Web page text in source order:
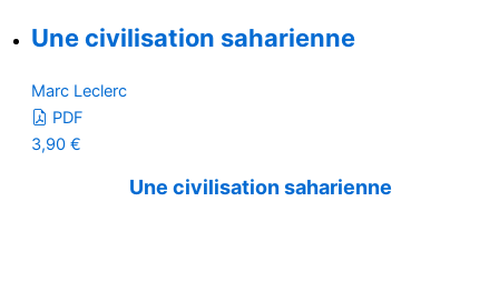
Une civilisation saharienne
Marc Leclerc
PDF
3,90 €
Une civilisation saharienne